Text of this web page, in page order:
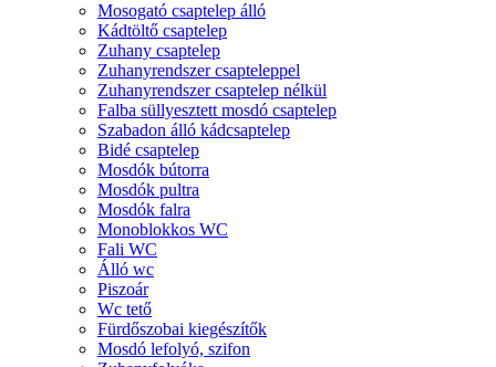
Mosogató csaptelep álló
Kádtöltő csaptelep
Zuhany csaptelep
Zuhanyrendszer csapteleppel
Zuhanyrendszer csaptelep nélkül
Falba süllyesztett mosdó csaptelep
Szabadon álló kádcsaptelep
Bidé csaptelep
Mosdók bútorra
Mosdók pultra
Mosdók falra
Monoblokkos WC
Fali WC
Álló wc
Piszoár
Wc tető
Fürdőszobai kiegészítők
Mosdó lefolyó, szifon